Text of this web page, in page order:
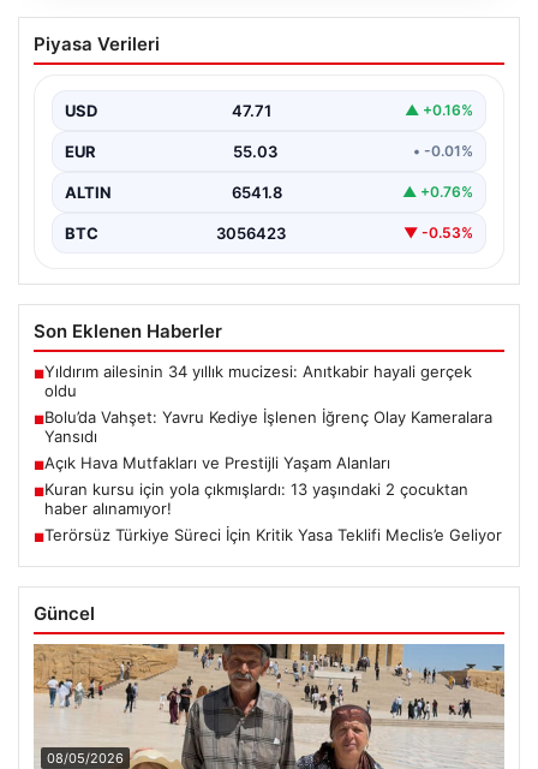
Terörsüz Türkiye Süreci İçin Kritik Yasa
Teklifi Meclis’e Geliyor
terörle mücadeleye yönelik önemli bir adım olarak…
Piyasa Verileri
USD 47.71 ▲ +0.16%
EUR 55.03 • -0.01%
ALTIN 6541.8 ▲ +0.76%
BTC 3056423 ▼ -0.53%
Son Eklenen Haberler
■Yıldırım ailesinin 34 yıllık mucizesi: Anıtkabir hayali gerçek
oldu
■Bolu’da Vahşet: Yavru Kediye İşlenen İğrenç Olay Kameralara
Yansıdı
■Açık Hava Mutfakları ve Prestijli Yaşam Alanları
■Kuran kursu için yola çıkmışlardı: 13 yaşındaki 2 çocuktan
haber alınamıyor!
■Terörsüz Türkiye Süreci İçin Kritik Yasa Teklifi Meclis’e Geliyor
Güncel
08/05/2026